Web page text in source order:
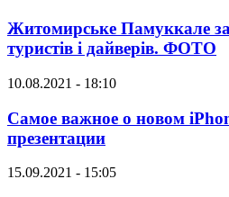
Житомирське Памуккале
туристів і дайверів. ФОТО
10.08.2021 - 18:10
Самое важное о новом
презентации
15.09.2021 - 15:05